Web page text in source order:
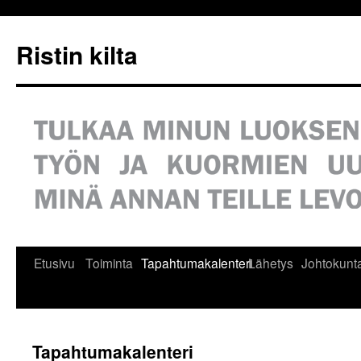
Ristin kilta
Etusivu Toiminta TapahtumakalenteriLähetys
Tapahtumakalenteri